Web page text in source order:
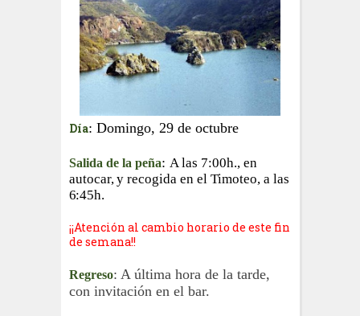
Día: Domingo, 29 de octubre
Salida de la peña: A las 7:00h., en
autocar, y recogida en el Timoteo, a las
6:45h.
¡¡Atención al cambio horario de este fin
de semana!!
Regreso: A última hora de la tarde,
con invitación en el bar.